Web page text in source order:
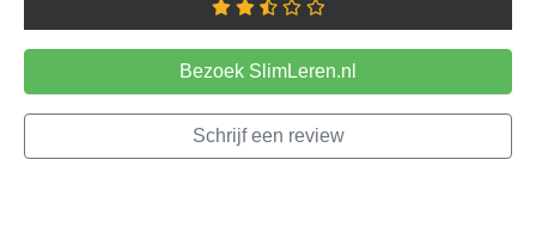
Bezoek SlimLeren.nl
Schrijf een review